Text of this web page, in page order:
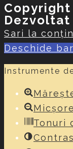
Dezvoltat
Sari la
Deschide
Instrumente
Tonuri